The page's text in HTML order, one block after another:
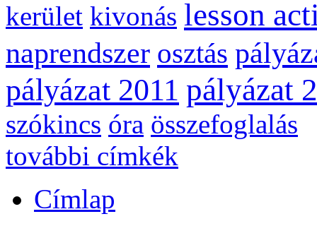
kerület kivonás lesson
naprendszer osztás
pályázat 2011 pályázat
szókincs óra összefoglalás
további címkék
Címlap